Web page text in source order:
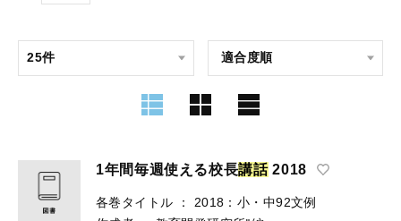
1年間毎週使える校長講話2018
各巻タイトル ：
2018：小・中92文例